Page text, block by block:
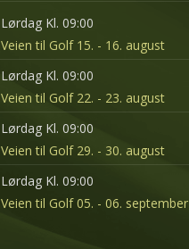
Lørdag Kl. 09:00
Veien til Golf 15. - 16. august
Lørdag Kl. 09:00
Veien til Golf 22. - 23. august
Lørdag Kl. 09:00
Veien til Golf 29. - 30. august
Lørdag Kl. 09:00
Veien til Golf 05. - 06. september